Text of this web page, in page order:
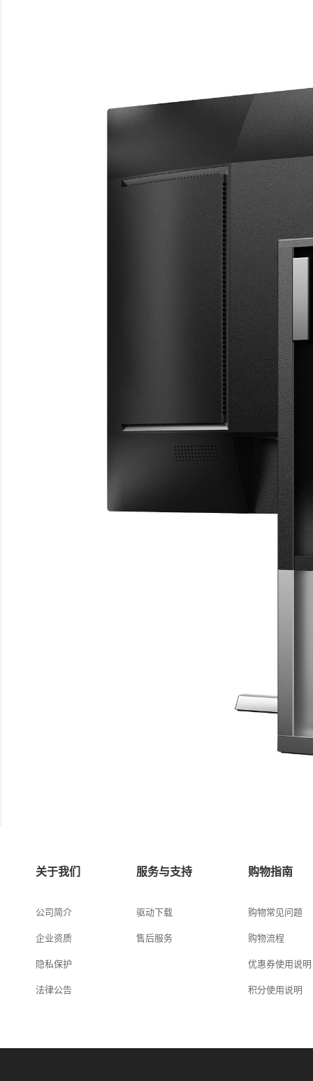
关于我们
公司简介
企业资质
隐私保护
法律公告
服务与支持
驱动下载
售后服务
购物指南
购物常见问题
购物流程
优惠券使用说明
积分使用说明